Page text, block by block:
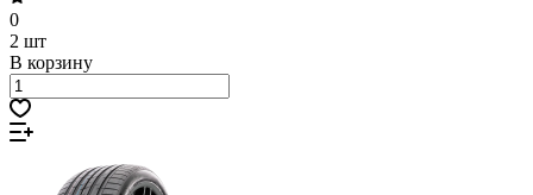
0
2 шт
В корзину